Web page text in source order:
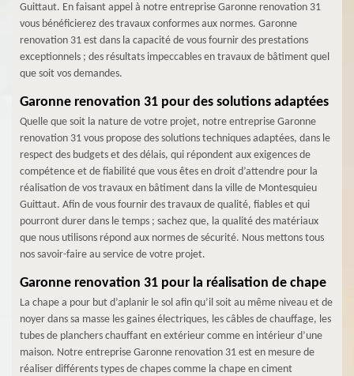
Guittaut. En faisant appel à notre entreprise Garonne renovation 31
vous bénéficierez des travaux conformes aux normes. Garonne
renovation 31 est dans la capacité de vous fournir des prestations
exceptionnels ; des résultats impeccables en travaux de bâtiment quel
que soit vos demandes.
Garonne renovation 31 pour des solutions adaptées
Quelle que soit la nature de votre projet, notre entreprise Garonne
renovation 31 vous propose des solutions techniques adaptées, dans le
respect des budgets et des délais, qui répondent aux exigences de
compétence et de fiabilité que vous êtes en droit d’attendre pour la
réalisation de vos travaux en bâtiment dans la ville de Montesquieu
Guittaut. Afin de vous fournir des travaux de qualité, fiables et qui
pourront durer dans le temps ; sachez que, la qualité des matériaux
que nous utilisons répond aux normes de sécurité. Nous mettons tous
nos savoir-faire au service de votre projet.
Garonne renovation 31 pour la réalisation de chape
La chape a pour but d’aplanir le sol afin qu’il soit au même niveau et de
noyer dans sa masse les gaines électriques, les câbles de chauffage, les
tubes de planchers chauffant en extérieur comme en intérieur d’une
maison. Notre entreprise Garonne renovation 31 est en mesure de
réaliser différents types de chapes comme la chape en ciment